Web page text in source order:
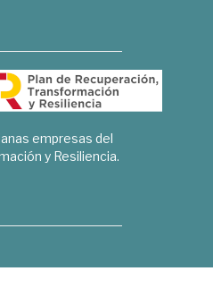
empresas del
y Resiliencia.